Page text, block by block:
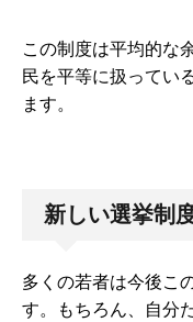
この制度は平均的な
民を平等に扱ってい
ます。
新しい選挙制
多くの若者は今後こ
す。もちろん、自分